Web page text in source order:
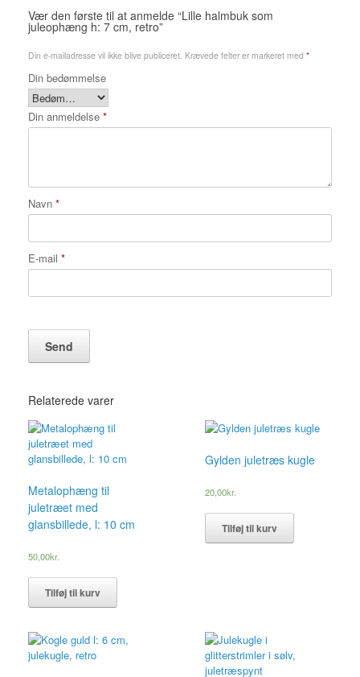
Vær den første til at anmelde “Lille halmbuk som
juleophæng h: 7 cm, retro”
Din e-mailadresse vil ikke blive publiceret. Krævede felter er markeret med *
Din bedømmelse
Din anmeldelse *
Navn *
E-mail *
Relaterede varer
Metalophæng til
juletræet med
glansbillede, l: 10 cm
50,00kr.
Tilføj til kurv
Gylden juletræs kugle
20,00kr.
Tilføj til kurv